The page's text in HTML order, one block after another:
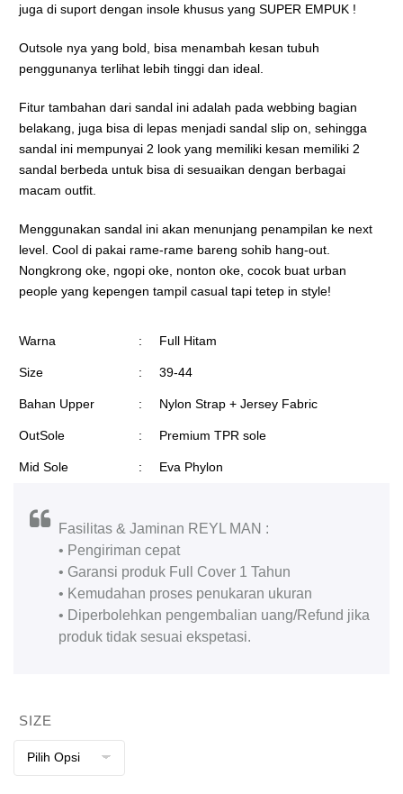
juga di suport dengan insole khusus yang SUPER EMPUK !
Outsole nya yang bold, bisa menambah kesan tubuh
penggunanya terlihat lebih tinggi dan ideal.
Fitur tambahan dari sandal ini adalah pada webbing bagian
belakang, juga bisa di lepas menjadi sandal slip on, sehingga
sandal ini mempunyai 2 look yang memiliki kesan memiliki 2
sandal berbeda untuk bisa di sesuaikan dengan berbagai
macam outfit.
Menggunakan sandal ini akan menunjang penampilan ke next
level. Cool di pakai rame-rame bareng sohib hang-out.
Nongkrong oke, ngopi oke, nonton oke, cocok buat urban
people yang kepengen tampil casual tapi tetep in style!
Warna : Full Hitam
Size : 39-44
Bahan Upper : Nylon Strap + Jersey Fabric
OutSole : Premium TPR sole
Mid Sole : Eva Phylon
Fasilitas & Jaminan REYL MAN :
• Pengiriman cepat
• Garansi produk Full Cover 1 Tahun
• Kemudahan proses penukaran ukuran
• Diperbolehkan pengembalian uang/Refund jika
produk tidak sesuai ekspetasi.
SIZE